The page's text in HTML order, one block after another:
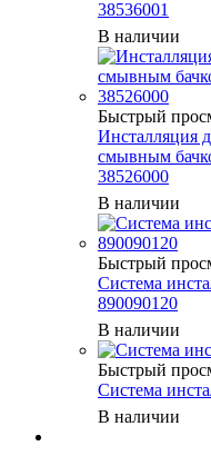
38536001
В наличии
Быстрый
Инсталляция
смывным
38526000
В наличии
Быстрый
Система
890090120
В наличии
Быстрый
Система
В наличии